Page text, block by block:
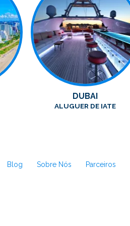
DUBAI
ALUGUER DE IATE
Blog Sobre Nós Parceiros